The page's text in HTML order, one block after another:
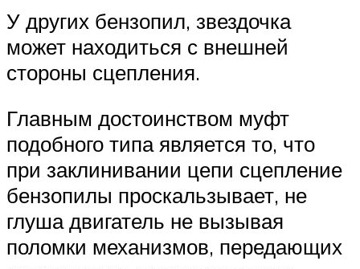
У других бензопил, звездочка
может находиться с внешней
стороны сцепления.
Главным достоинством муфт
подобного типа является то, что
при заклинивании цепи сцепление
бензопилы проскальзывает, не
глуша двигатель не вызывая
поломки механизмов, передающих